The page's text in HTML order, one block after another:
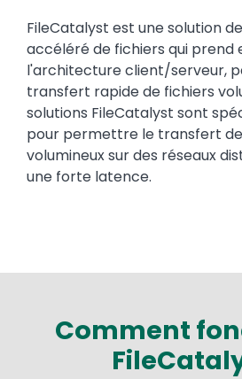
Text
FileCatalyst est une solution
accéléré de fichiers qui prend
l'architecture client/serveur,
transfert rapide de fichiers
solutions FileCatalyst sont
pour permettre le transfert
volumineux sur des réseaux
une forte latence.
Comment